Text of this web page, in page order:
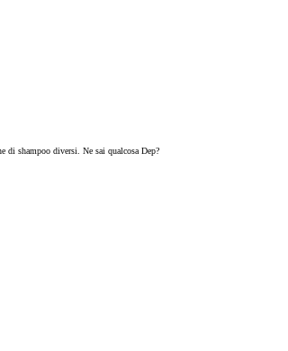
di shampoo diversi. Ne sai qualcosa Dep?